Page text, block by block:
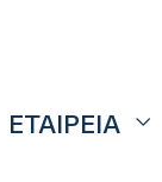
ΕΤΑΙΡΕΙΑ